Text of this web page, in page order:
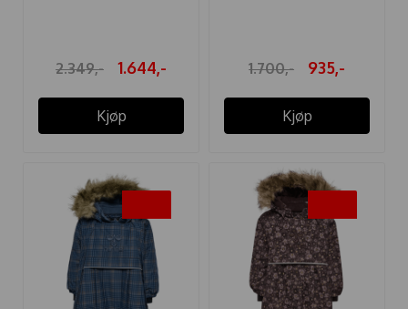
2.349,- 1.644,-
Kjøp
1.700,- 935,-
Kjøp